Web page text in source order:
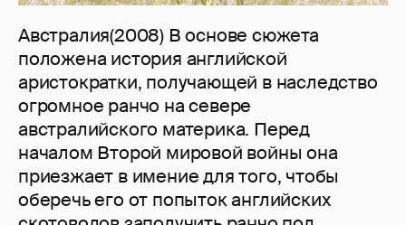
Австралия(2008) В основе сюжета
положена история английской
аристократки, получающей в наследство
огромное ранчо на севере
австралийского материка. Перед
началом Второй мировой войны она
приезжает в имение для того, чтобы
оберечь его от попыток английских